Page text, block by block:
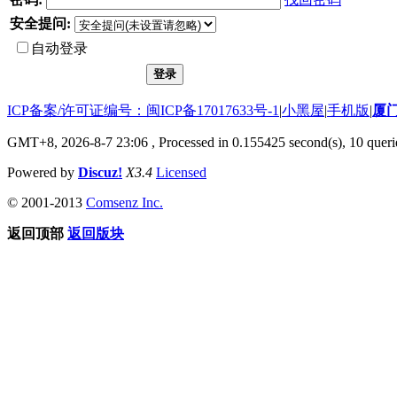
安全提问:
自动登录
登录
ICP备案/许可证编号：闽ICP备17017633号-1 |小黑屋|手机版|厦
GMT+8, 2026-8-7 23:06 , Processed in 0.155425 second(s), 10
Powered by Discuz! X3.4 Licensed
© 2001-2013 Comsenz Inc.
返回顶部 返回版块